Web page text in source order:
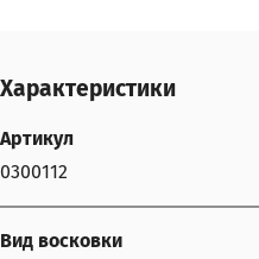
Характеристики
Артикул
0300112
Вид восковки